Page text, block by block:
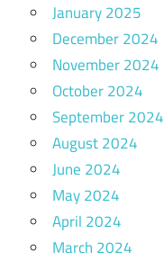
January 2025
December 2024
November 2024
October 2024
September 2024
August 2024
June 2024
May 2024
April 2024
March 2024